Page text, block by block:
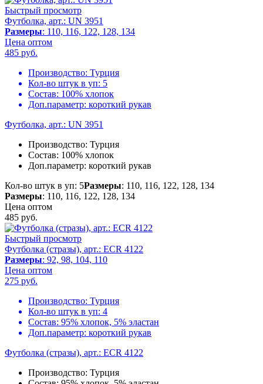
Быстрый просмотр
Футболка, арт.: UN 3951
Размеры: 110, 116, 122, 128, 134
Цена оптом
485 руб.
Производство: Турция
Кол-во штук в уп: 5
Состав: 100% хлопок
Доп.параметр: короткий рукав
Футболка, арт.: UN 3951
Производство: Турция
Состав: 100% хлопок
Доп.параметр: короткий рукав
Кол-во штук в уп: 5Размеры: 110, 116, 122, 128, 134
Размеры: 110, 116, 122, 128, 134
Цена оптом
485 руб.
Быстрый просмотр
Футболка (стразы), арт.: ECR 4122
Размеры: 92, 98, 104, 110
Цена оптом
275 руб.
Производство: Турция
Кол-во штук в уп: 4
Состав: 95% хлопок, 5% эластан
Доп.параметр: короткий рукав
Футболка (стразы), арт.: ECR 4122
Производство: Турция